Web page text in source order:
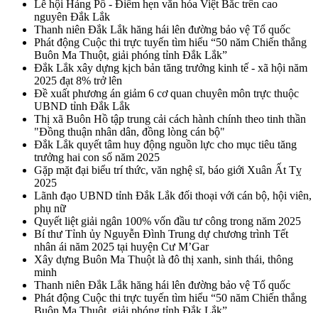
Lễ hội Hảng Pồ - Điểm hẹn văn hóa Việt Bắc trên cao
nguyên Đắk Lắk
Thanh niên Đắk Lắk hăng hái lên đường bảo vệ Tổ quốc
Phát động Cuộc thi trực tuyến tìm hiểu “50 năm Chiến thắng
Buôn Ma Thuột, giải phóng tỉnh Đắk Lắk”
Đắk Lắk xây dựng kịch bản tăng trưởng kinh tế - xã hội năm
2025 đạt 8% trở lên
Đề xuất phương án giảm 6 cơ quan chuyên môn trực thuộc
UBND tỉnh Đắk Lắk
Thị xã Buôn Hồ tập trung cải cách hành chính theo tinh thần
"Đồng thuận nhân dân, đồng lòng cán bộ"
Đắk Lắk quyết tâm huy động nguồn lực cho mục tiêu tăng
trưởng hai con số năm 2025
Gặp mặt đại biểu trí thức, văn nghệ sĩ, báo giới Xuân Ất Tỵ
2025
Lãnh đạo UBND tỉnh Đắk Lắk đối thoại với cán bộ, hội viên,
phụ nữ
Quyết liệt giải ngân 100% vốn đầu tư công trong năm 2025
Bí thư Tỉnh ủy Nguyễn Đình Trung dự chương trình Tết
nhân ái năm 2025 tại huyện Cư M’Gar
Xây dựng Buôn Ma Thuột là đô thị xanh, sinh thái, thông
minh
Thanh niên Đắk Lắk hăng hái lên đường bảo vệ Tổ quốc
Phát động Cuộc thi trực tuyến tìm hiểu “50 năm Chiến thắng